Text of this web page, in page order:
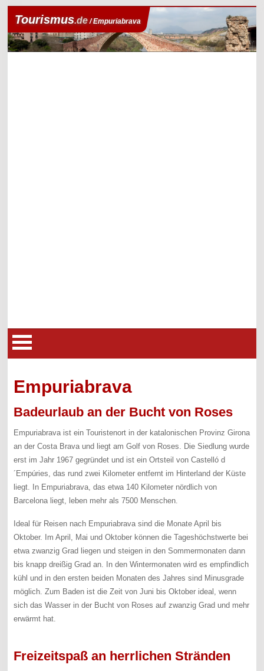
Tourismus.de/ Empuriabrava
Empuriabrava
Badeurlaub an der Bucht von Roses
Empuriabrava ist ein Touristenort in der katalonischen Provinz Girona
an der Costa Brava und liegt am Golf von Roses. Die Siedlung wurde
erst im Jahr 1967 gegründet und ist ein Ortsteil von Castelló d
´Empúries, das rund zwei Kilometer entfernt im Hinterland der Küste
liegt. In Empuriabrava, das etwa 140 Kilometer nördlich von
Barcelona liegt, leben mehr als 7500 Menschen.
Ideal für Reisen nach Empuriabrava sind die Monate April bis
Oktober. Im April, Mai und Oktober können die Tageshöchstwerte bei
etwa zwanzig Grad liegen und steigen in den Sommermonaten dann
bis knapp dreißig Grad an. In den Wintermonaten wird es empfindlich
kühl und in den ersten beiden Monaten des Jahres sind Minusgrade
möglich. Zum Baden ist die Zeit von Juni bis Oktober ideal, wenn
sich das Wasser in der Bucht von Roses auf zwanzig Grad und mehr
erwärmt hat.
Freizeitspaß an herrlichen Stränden